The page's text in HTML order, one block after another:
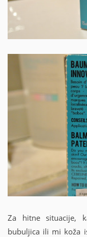
Za hitne situacije,
bubuljica ili mi koža